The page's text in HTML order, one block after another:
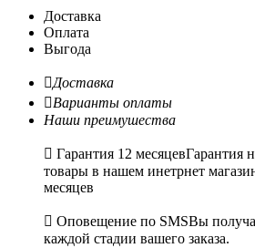
Доставка
Оплата
Выгода
Доставка
Варианты оплаты
Наши преимушества
 Гарантия 12 месяцевГарантия
товары в нашем инетрнет
месяцев
 Оповещение по SMSВы
каждой стадии вашего заказа.